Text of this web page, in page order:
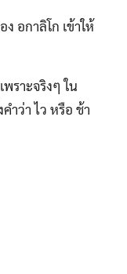
อกาลิโก เข้าให้
ราะจริงๆ ใน
ำว่า ไว หรือ ช้า